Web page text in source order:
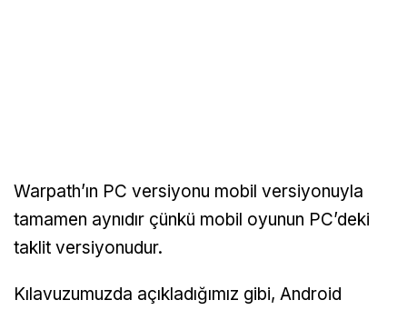
Warpath’ın PC versiyonu mobil versiyonuyla
tamamen aynıdır çünkü mobil oyunun PC’deki
taklit versiyonudur.
Kılavuzumuzda açıkladığımız gibi, Android